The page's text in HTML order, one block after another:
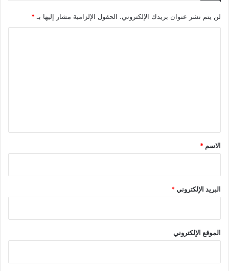
لن يتم نشر عنوان بريدك الإلكتروني. الحقول الإلزامية مشار إليها بـ *
*
الاسم *
البريد الإلكتروني*
الموقع الإلكتروني